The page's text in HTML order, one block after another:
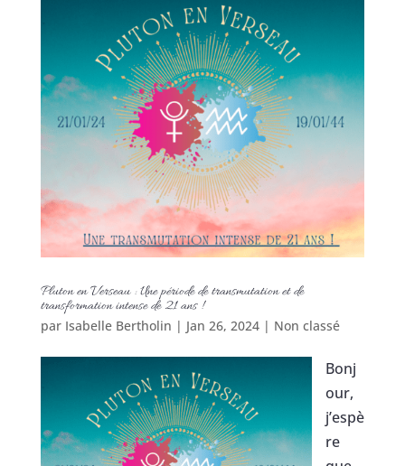
Pluton en Verseau : Une période de transmutation et de
transformation intense de 21 ans !
par Isabelle Bertholin | Jan 26, 2024| Non classé
Bonj
our,
j’espè
re